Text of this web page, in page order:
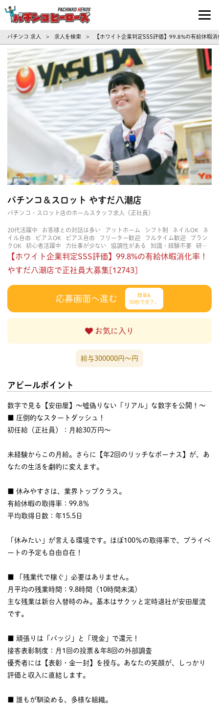
パチンコ求人・転職ならパチンコヒーロ
パチンコ 求人 > 求人を検索 > 【ホワイト企業判定SSS評価】99.8%の有給休暇
パチンコ＆スロット やすだ八潮店
パチンコ・スロット店のホールスタッフ求人（正社員）
20代活躍中 お客様との対話は多い アットホーム シフト制 ネイルOK
ネ
イル自由
ピアスOK ピアス自由 フリーター歓迎 フルタイム歓迎
ブラン
クOK
初心者活躍中 力仕事が少ない 協調性がある 知識・経験不要
研修
あり
立ち仕事 経験者・有資格者歓迎 茶髪OK 賑やかな職場
長く働ける
長期歓迎
【ホワイト企業判定SSS評価】99.8%の有給休暇消化率！
やすだ八潮店で正社員大募集[12743]
応募画面へ進む
簡単&
30秒で完了♩
お気に入り
給与300000円〜円
アピールポイント
数字で見る【安田屋】～嘘偽りない「リアル」な数字を公開！～
■ 圧倒的なスタートダッシュ！
初任給（正社員）：月給30万円〜
未経験からこの月給。さらに【年2回のリッチなボーナス】が、あ
なたの生活を劇的に変えます。
■ 休みやすさは、業界トップクラス。
有給休暇の取得率：99.8％
平均取得日数：年15.5日
「休みたい」が言える環境です。ほぼ100％の取得率で、プライベ
ートの予定も自由自在！
■ 「残業代で稼ぐ」必要はありません。
月平均の残業時間：9.8時間（10時間未満）
主な残業は新台入替時のみ。基本はサクッと定時退社が安田屋流
です。
■ 頑張りは「バッジ」と「現金」で還元！
接客表彰制度：月1回の投票＆年8回の外部調査
優秀者には【表彰・金一封】を授与。あなたの笑顔が、しっかり
評価と収入に直結します。
■ 誰もが馴染める、多様な組織。